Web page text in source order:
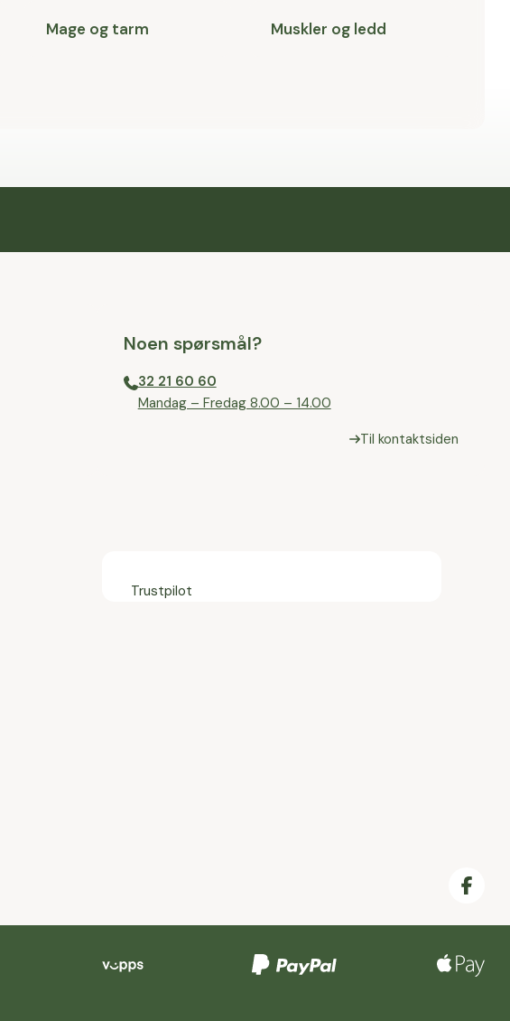
Mage og tarm Muskler og ledd
Noen spørsmål?
32 21 60 60
⁠Mandag – Fredag 8.00 – 14.00
Til kontaktsiden
Trustpilot